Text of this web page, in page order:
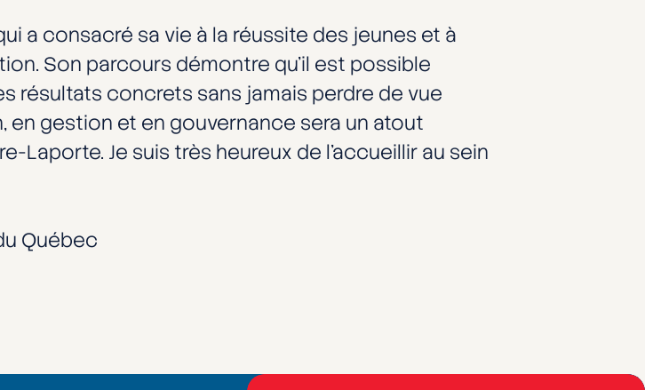
a consacré sa vie à la réussite des jeunes et à
Son parcours démontre qu’il est possible
résultats concrets sans jamais perdre de vue
en gestion et en gouvernance sera un atout
Laporte. Je suis très heureux de l’accueillir au sein
Québec